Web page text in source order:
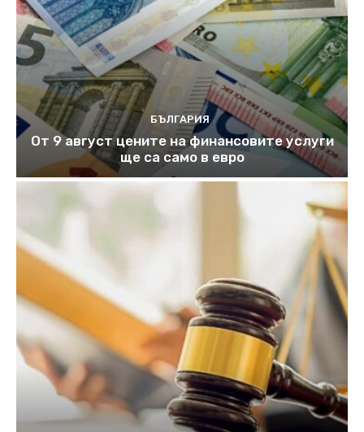
БЪЛГАРИЯ
От 9 август цените на финансовите услуги
ще са само в евро